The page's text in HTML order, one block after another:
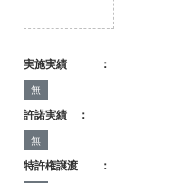
実施実績 ：
無
許諾実績 ：
無
特許権譲渡 ：